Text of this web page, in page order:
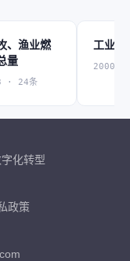
、渔业燃
量
· 24条
工业燃
2000-
化转型
政策